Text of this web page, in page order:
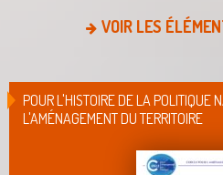
VOIR LES
POUR L'HISTOIRE DE LA POLITIQUE
L'AMÉNAGEMENT DU TERRITOIRE